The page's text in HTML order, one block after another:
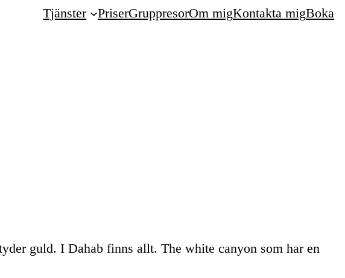
Tjänster PriserGruppresorOm migKontakta migBoka
guld. I Dahab finns allt. The white canyon som har en